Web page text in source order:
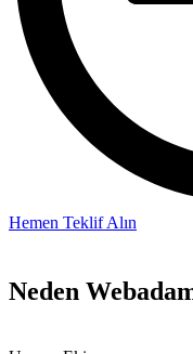
Hemen Teklif Alın
Neden